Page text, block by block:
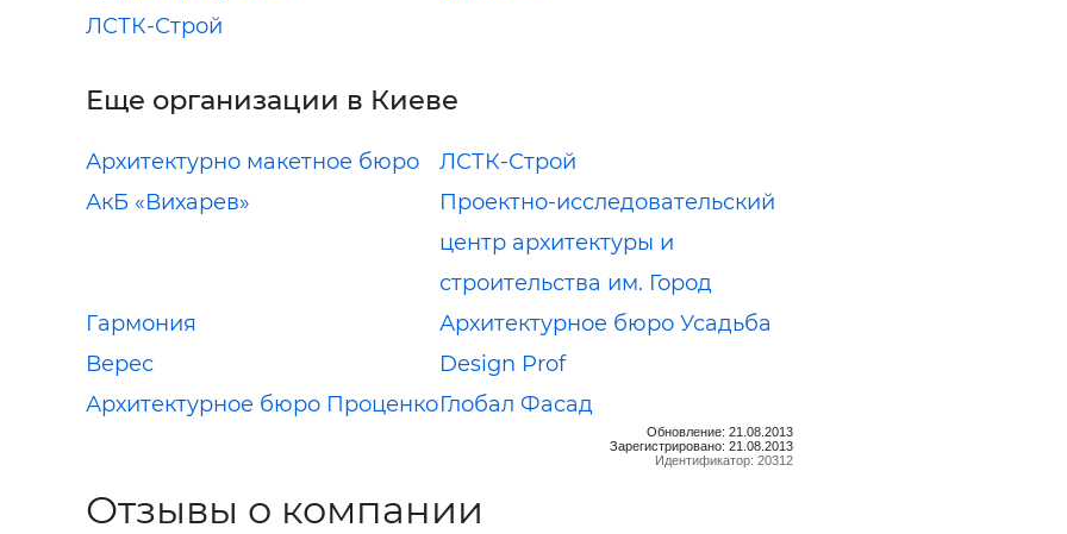
ЛСТК-Строй
Еще организации в Киеве
Архитектурно макетное бюро
ЛСТК-Строй
АкБ «Вихарев»
Проектно-исследовательский
центр архитектуры и
строительства им. Город
Гармония
Архитектурное бюро Усадьба
Верес
Design Prof
Архитектурное бюро ПроценкоГлобал Фасад
Обновление: 21.08.2013
Зарегистрировано: 21.08.2013
Идентификатор: 20312
Отзывы о компании